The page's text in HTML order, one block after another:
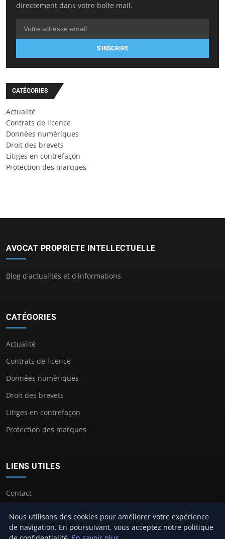
directement dans votre boîte mail.
S'INSCRIRE
CATÉGORIES
Actualité
Contrats de licence
Données numériques
Droit des brevets
Litiges en contrefaçon
Protection des marques
AVOCAT PROPRIETE INTELLECTUELLE
Blog d'actualités et d'informations
CATÉGORIES
Actualité
Contrats de licence
Données numériques
Droit des brevets
Litiges en contrefaçon
Protection des marques
LIENS UTILES
Contact
Nous utilisons des cookies pour améliorer votre expérience
de navigation. En poursuivant, vous acceptez notre politique